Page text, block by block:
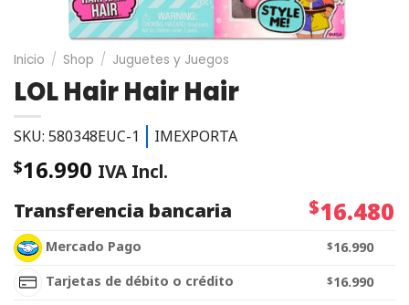
Inicio / Shop / Juguetes y Juegos
LOL Hair Hair Hair
SKU: 580348EUC-1 IMEXPORTA
$16.990 IVA Incl.
Transferencia bancaria
$16.480
Mercado Pago $16.990
Tarjetas de débito o crédito
$16.990